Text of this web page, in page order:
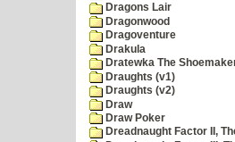
Dragons Lair
Dragonwood
Dragoventure
Drakula
Dratewka The
Draughts (v1)
Draughts (v2)
Draw
Draw Poker
Dreadnaught Factor II,